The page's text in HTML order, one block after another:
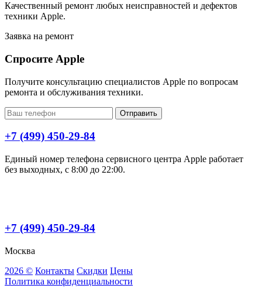
Качественный ремонт любых неисправностей и дефектов
техники Apple.
Заявка на ремонт
Спросите Apple
Получите консультацию специалистов Apple по вопросам
ремонта и обслуживания техники.
Отправить
+7 (499) 450-29-84
Единый номер телефона сервисного центра Apple работает
без выходных, с 8:00 до 22:00.
+7 (499) 450-29-84
Москва
2026 © Контакты Скидки Цены
Политика конфиденциальности